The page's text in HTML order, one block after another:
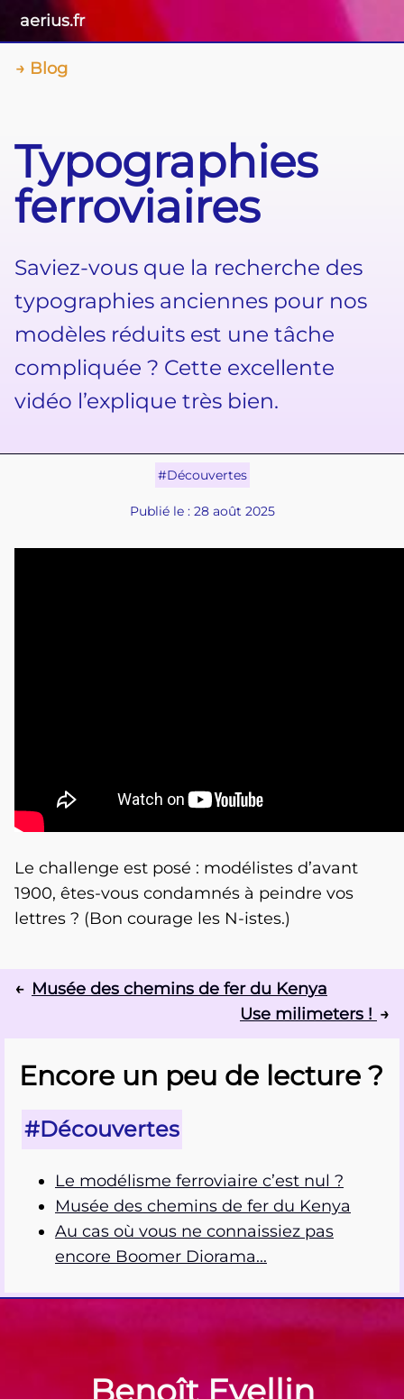
aerius.fr
Blog
Typographies
ferroviaires
Saviez-vous que la recherche des
typographies anciennes pour nos
modèles réduits est une tâche
compliquée ? Cette excellente
vidéo l’explique très bien.
#Découvertes
Publié le : 28 août 2025
Le challenge est posé : modélistes d’avant
1900, êtes-vous condamnés à peindre vos
lettres ? (Bon courage les N-istes.)
Musée des chemins de fer du Kenya
Use milimeters !
Encore un peu de lecture ?
#Découvertes
Le modélisme ferroviaire c’est nul ?
Musée des chemins de fer du Kenya
Au cas où vous ne connaissiez pas
encore Boomer Diorama...
Benoît Evellin